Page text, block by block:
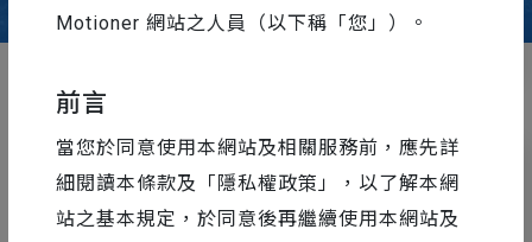
Motioner 網站之人員（以下稱「您」）。
前言
當您於同意使用本網站及相關服務前，應先詳
細閱讀本條款及「隱私權政策」，以了解本網
站之基本規定，於同意後再繼續使用本網站及
所有文章 AE 教學 外掛 & 腳本 設計工具精選
依照時間順序(新到舊)